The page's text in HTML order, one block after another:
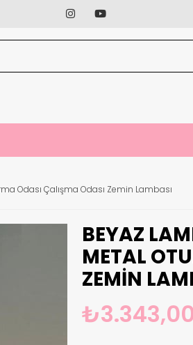
Odası Çalışma Odası Zemin Lambası
BEYAZ
METAL
ZEMIN